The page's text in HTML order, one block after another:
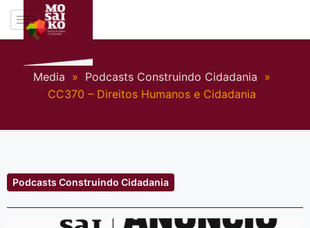
Media » Podcasts Construindo Cidadania »
CC370 – Direitos Humanos e Cidadania
Podcasts Construindo Cidadania